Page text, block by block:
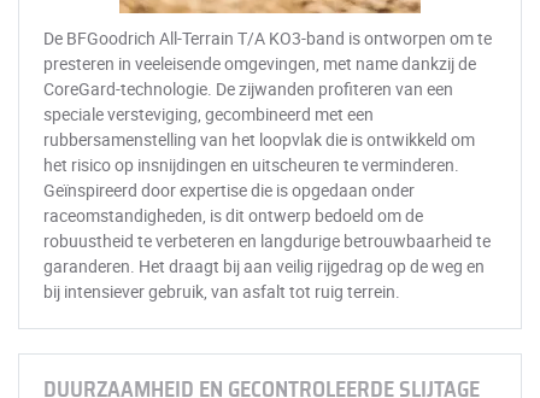
De BFGoodrich All-Terrain T/A KO3-band is ontworpen om te
presteren in veeleisende omgevingen, met name dankzij de
CoreGard-technologie. De zijwanden profiteren van een
speciale versteviging, gecombineerd met een
rubbersamenstelling van het loopvlak die is ontwikkeld om
het risico op insnijdingen en uitscheuren te verminderen.
Geïnspireerd door expertise die is opgedaan onder
raceomstandigheden, is dit ontwerp bedoeld om de
robuustheid te verbeteren en langdurige betrouwbaarheid te
garanderen. Het draagt bij aan veilig rijgedrag op de weg en
bij intensiever gebruik, van asfalt tot ruig terrein.
DUURZAAMHEID EN GECONTROLEERDE SLIJTAGE